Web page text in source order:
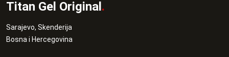
Titan Gel Original.
Sarajevo, Skenderija
Bosna i Hercegovina